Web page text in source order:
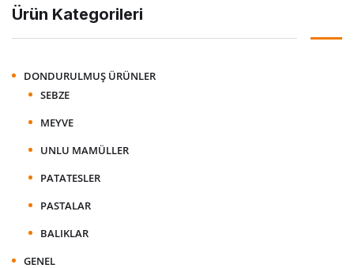
Ürün Kategorileri
DONDURULMUŞ ÜRÜNLER
SEBZE
MEYVE
UNLU MAMÜLLER
PATATESLER
PASTALAR
BALIKLAR
GENEL